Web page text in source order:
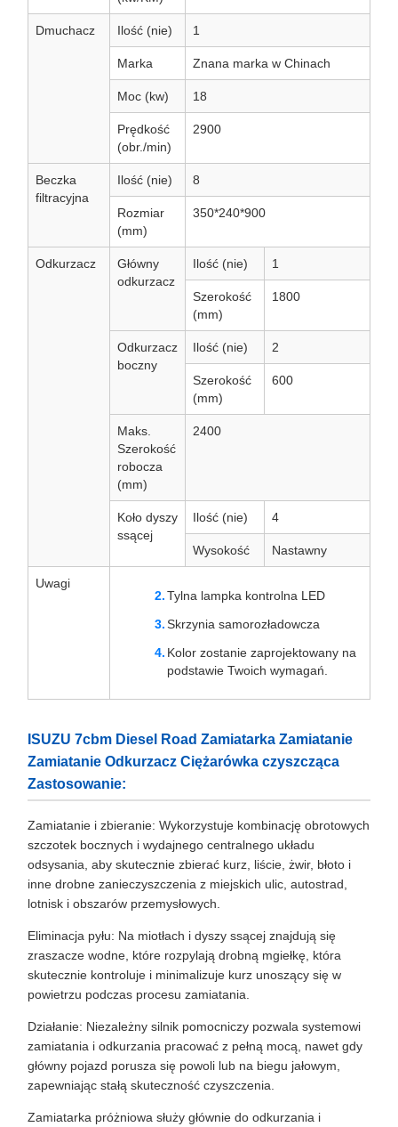
Dmuchacz Ilość (nie) 1
Marka Znana marka w Chinach
Moc (kw) 18
Prędkość
(obr./min)
2900
Beczka
filtracyjna
Ilość (nie) 8
Rozmiar
(mm)
350*240*900
Odkurzacz
Główny
odkurzacz
Ilość (nie) 1
Szerokość
(mm)
1800
Odkurzacz
boczny
Ilość (nie) 2
Szerokość
(mm)
600
Maks.
Szerokość
robocza
(mm)
2400
Koło dyszy
ssącej
Ilość (nie) 4
Wysokość Nastawny
Uwagi
Tylna lampka kontrolna LED
Skrzynia samorozładowcza
Kolor zostanie zaprojektowany na
podstawie Twoich wymagań.
ISUZU 7cbm Diesel Road Zamiatarka Zamiatanie
Zamiatanie Odkurzacz Ciężarówka czyszcząca
Zastosowanie:
Zamiatanie i zbieranie: Wykorzystuje kombinację obrotowych
szczotek bocznych i wydajnego centralnego układu
odsysania, aby skutecznie zbierać kurz, liście, żwir, błoto i
inne drobne zanieczyszczenia z miejskich ulic, autostrad,
lotnisk i obszarów przemysłowych.
Eliminacja pyłu: Na miotłach i dyszy ssącej znajdują się
zraszacze wodne, które rozpylają drobną mgiełkę, która
skutecznie kontroluje i minimalizuje kurz unoszący się w
powietrzu podczas procesu zamiatania.
Działanie: Niezależny silnik pomocniczy pozwala systemowi
zamiatania i odkurzania pracować z pełną mocą, nawet gdy
główny pojazd porusza się powoli lub na biegu jałowym,
zapewniając stałą skuteczność czyszczenia.
Zamiatarka próżniowa służy głównie do odkurzania i